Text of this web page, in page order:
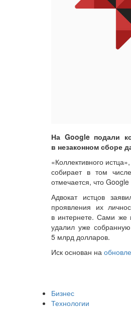
На Google подали
в незаконном сборе
«Коллективного
собирает в том
отмечается, что
Адвокат истцов
проявления их
в интернете. Сами же
удалил уже
5 млрд долларов.
Иск основан на
Бизнес
Технологии